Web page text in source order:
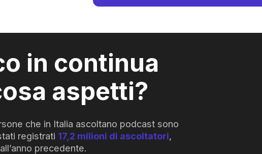
in continua
aspetti?
che in Italia ascoltano podcast sono
registrati 17,2 milioni di ascoltatori,
precedente.